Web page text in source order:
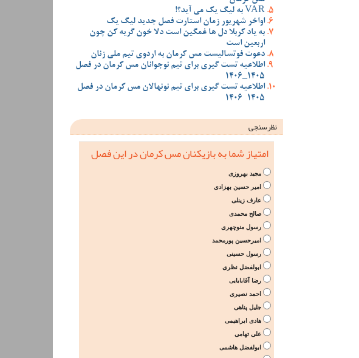
VAR به لیگ یک می آید؟!
اواخر شهریور زمان استارت فصل جدید لیگ یک
به یاد کربلا دل ها غمگین است دلا خون گریه کن چون
اربعین است
دعوت فوتسالیست مس کرمان به اردوی تیم ملی زنان
اطلاعیه تست گیری برای تیم نوجوانان مس کرمان در فصل
1405_1406
اطلاعیه تست گیری برای تیم نونهالان مس کرمان در فصل
1405-1406
نظرسنجی
امتیاز شما به بازیکنان مس کرمان در این فصل
مجید بهروزی
امیر حسین بهزادی
عارف زینلی
صالح محمدی
رسول منوچهری
امیرحسین پورمحمد
رسول حسینی
ابولفضل نظری
رضا آقابابایی
احمد نصیری
جلیل پناهی
هادی ابراهیمی
علی تهامی
ابولفضل هاشمی